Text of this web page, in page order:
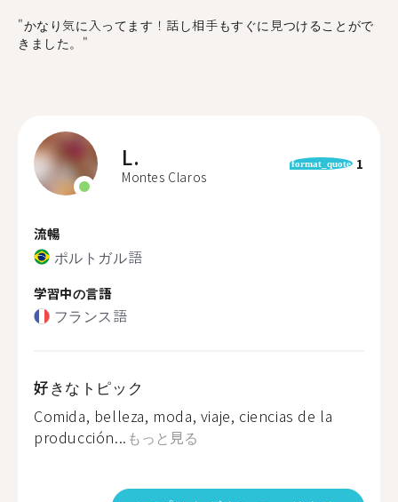
"かなり気に入ってます！話し相手もすぐに見つけることがで
きました。"
L.
Montes Claros
format_quote 1
流暢
ポルトガル語
学習中の言語
フランス語
好きなトピック
Comida, belleza, moda, viaje, ciencias de la
producción... もっと見る